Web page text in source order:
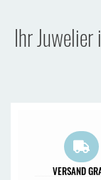
Ihr
VERSAND